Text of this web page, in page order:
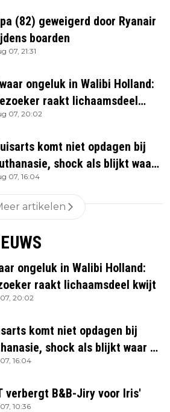
(82) geweigerd door Ryanair
boarden
07, 21:31
ongeluk in Walibi Holland:
raakt lichaamsdeel
07, 20:02
komt niet opdagen bij
shock als blijkt waar
is
07, 16:04
artikelen
ongeluk in Walibi Holland:
raakt lichaamsdeel kwijt
20:02
komt niet opdagen bij
shock als blijkt waar ze
16:04
verbergt B&B-Jiry voor Iris'
10:36